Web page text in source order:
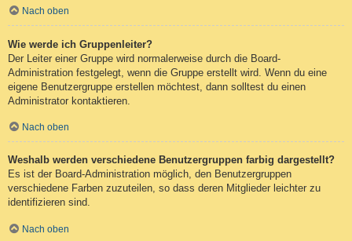
Nach oben
Wie werde ich Gruppenleiter?
Der Leiter einer Gruppe wird normalerweise durch die Board-
Administration festgelegt, wenn die Gruppe erstellt wird. Wenn du eine
eigene Benutzergruppe erstellen möchtest, dann solltest du einen
Administrator kontaktieren.
Nach oben
Weshalb werden verschiedene Benutzergruppen farbig dargestellt?
Es ist der Board-Administration möglich, den Benutzergruppen
verschiedene Farben zuzuteilen, so dass deren Mitglieder leichter zu
identifizieren sind.
Nach oben